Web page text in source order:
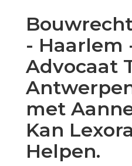
- Haarlem
Advocaat
met
Kan
Helpen.